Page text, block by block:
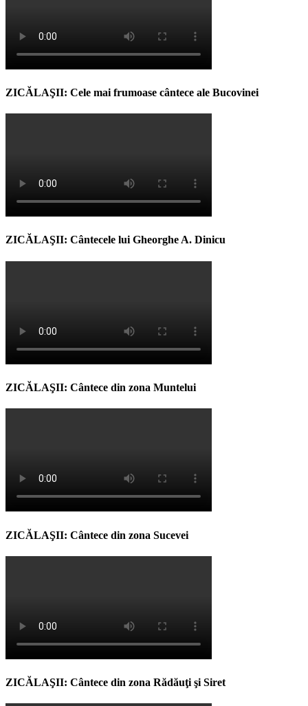
ZICĂLAŞII: Cele mai frumoase cântece ale Bucovinei
ZICĂLAŞII: Cântecele lui Gheorghe A. Dinicu
ZICĂLAŞII: Cântece din zona Muntelui
ZICĂLAŞII: Cântece din zona Sucevei
ZICĂLAŞII: Cântece din zona Rădăuţi şi Siret